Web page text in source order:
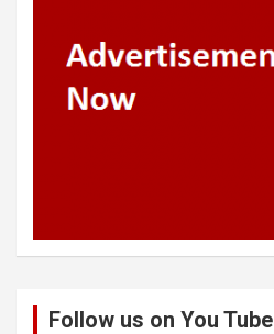
Follow us on You Tube